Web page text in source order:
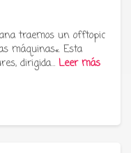
traemos un offtopic
máquinas«. Esta
dirigida… Leer más